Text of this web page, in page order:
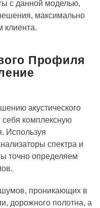
с данной моделью,
максимально
клиента.
Профиля
акустического
комплексную
Используя
спектра и
точно определяем
проникающих в
дорожного полотна, а